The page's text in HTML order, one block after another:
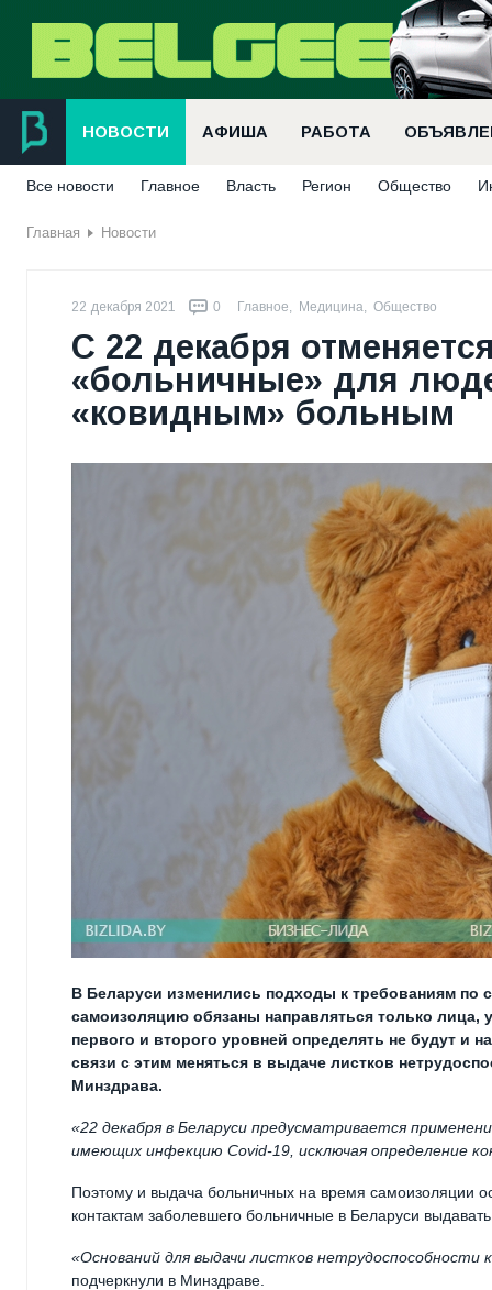
НОВОСТИ АФИША РАБОТА
Все новости Главное Власть Регион Общество
Главная Новости
22 декабря 2021 0 Главное, Медицина, Общество
С 22 декабря
«больничные» для
«ковидным» больным
В Беларуси изменились подходы к требованиям по
самоизоляцию обязаны направляться только лица,
первого и второго уровней определять не будут и
связи с этим меняться в выдаче листков
Минздрава.
«22 декабря в Беларуси предусматривается
имеющих инфекцию Covid-19, исключая определение
Поэтому и выдача больничных на время самоизоляции
контактам заболевшего больничные в Беларуси
«Оснований для выдачи листков
подчеркнули в Минздраве.